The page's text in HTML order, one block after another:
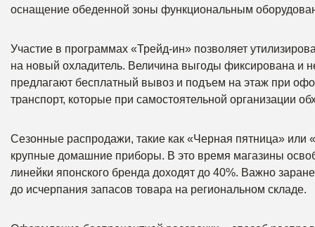
оснащение обеденной зоны функциональным
Участие в программах «Трейд-ин» позволяет
на новый охладитель. Величина выгоды фиксирована и
предлагают бесплатный вывоз и подъем на этаж при
транспорт, которые при самостоятельной организации
Сезонные распродажи, такие как «Черная пятница» или
крупные домашние приборы. В это время магазины
линейки японского бренда доходят до 40%. Важно
до исчерпания запасов товара на региональном складе.